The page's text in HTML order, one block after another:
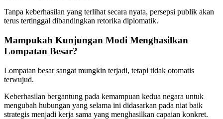
Tanpa keberhasilan yang terlihat secara nyata, persepsi publik akan
terus tertinggal dibandingkan retorika diplomatik.
Mampukah Kunjungan Modi Menghasilkan
Lompatan Besar?
Lompatan besar sangat mungkin terjadi, tetapi tidak otomatis
terwujud.
Keberhasilan bergantung pada kemampuan kedua negara untuk
mengubah hubungan yang selama ini didasarkan pada niat baik
strategis menjadi kerja sama yang menghasilkan capaian konkret.